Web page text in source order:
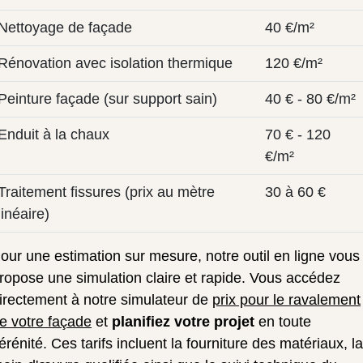
de façade 40 €/m²
avec isolation thermique 120 €/m²
façade (sur support sain) 40 € - 80 €/m²
à la chaux
70 € - 120
€/m²
fissures (prix au mètre
linéaire)
30 à 60 €
une estimation sur mesure, notre outil en ligne vous
une simulation claire et rapide. Vous accédez
à notre simulateur de prix pour le ravalement
votre façade et planifiez votre projet en toute
Ces tarifs incluent la fourniture des matériaux, la